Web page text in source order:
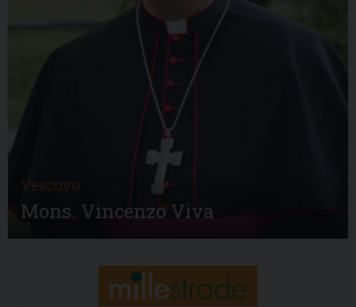
Vescovo
Mons. Vincenzo Viva